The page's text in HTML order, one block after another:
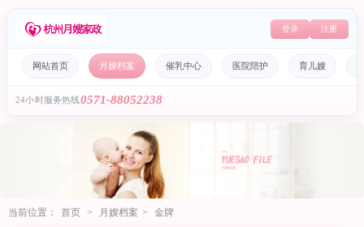
登录 注册
网站首页 月嫂档案 催乳中心 医院陪护 育儿嫂
24小时服务热线0571-88052238
当前位置： 首页 > 月嫂档案 > 金牌